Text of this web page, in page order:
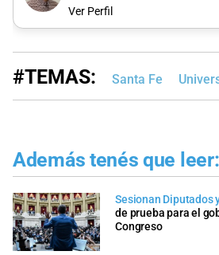
Ver Perfil
#TEMAS: Santa Fe
Además tenés que leer:
Sesionan Diputados
de prueba para el
Congreso